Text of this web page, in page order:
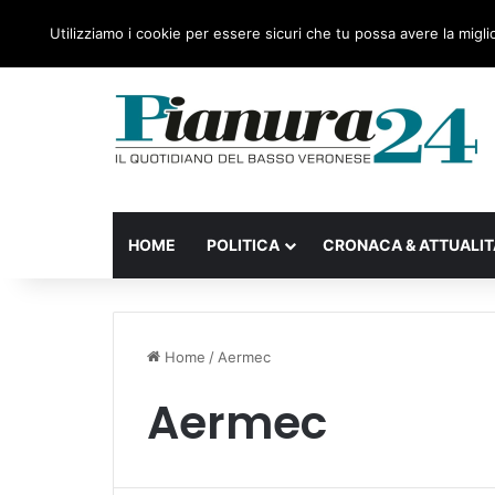
HOME POLITICA CRONACA &
Home / Aermec
Aermec
Utilizziamo i cookie per essere sicuri che tu possa avere la